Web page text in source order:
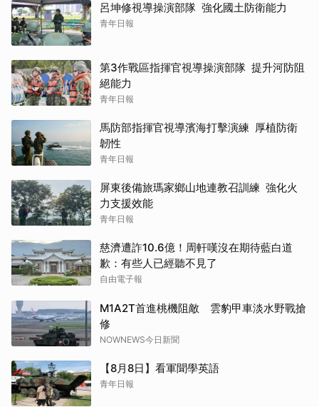
呂坤修視導操演部隊 強化國土防衛能力
青年日報
第3作戰區指揮官視導操演部隊 提升河防阻
絕能力
青年日報
馬防部指揮官視導濱海打擊演練 厚植防衛
韌性
青年日報
屏東後備旅瑪家鄉山地連教召訓練 強化火
力支援效能
青年日報
慈濟遭詐10.6億！周軒嘆沒在期待藍白道
歉：有些人已經聽不見了
自由電子報
M1A2T首進桃機阻敵 雲豹甲車淡水野戰搶
修
NOWNEWS今日新聞
【8月8日】看軍聞學英語
青年日報